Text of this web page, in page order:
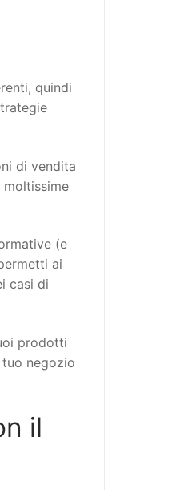
quindi
di vendita
(e
ai
casi di
prodotti
negozio
il